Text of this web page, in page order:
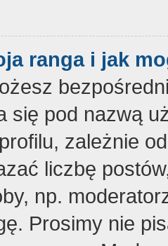
ranga i jak
się pod nazwą
zależnie
liczbę
np.
Prosimy nie